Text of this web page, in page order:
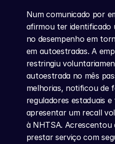
Num comunicado por
afirmou ter identificado
no desempenho em
em autoestradas. A
restringiu
autoestrada no mês
melhorias, notificou de
reguladores estaduais e
apresentar um recall
à NHTSA. Acrescentou
prestar serviço com